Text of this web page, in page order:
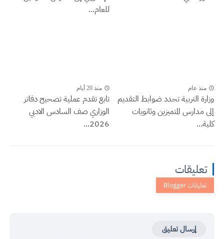
للعام...
منذ عام
وزارة التربية تحدد ضوابط التقديم
إلى مدارس المتميزين وثانويات
كلية...
منذ 20 أيام
تابع تقدم عملية تصحيح دفاتر
الوزاري صف السادس الادبي
2026...
تعليقات
إرسال تعليق